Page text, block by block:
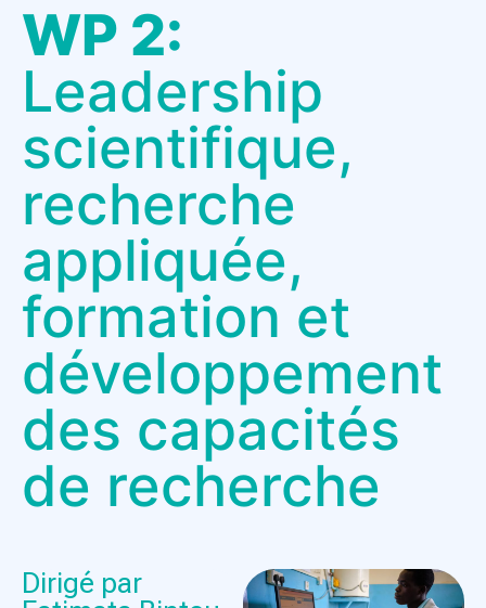
WP 2:
Leadership
scientifique,
recherche
appliquée,
formation et
développement
des capacités
de recherche
Dirigé par